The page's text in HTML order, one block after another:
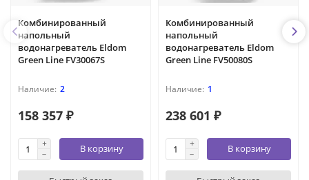
Комбинированный
напольный
водонагреватель Eldom
Green Line FV30067S
2
158 357 ₽
В корзину
Комбинированный
напольный
водонагреватель Eldom
Green Line FV50080S
1
238 601 ₽
В корзину